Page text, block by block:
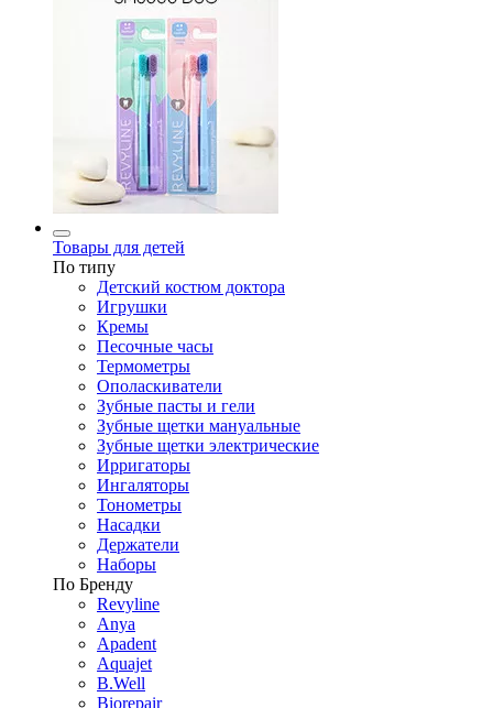
Товары для детей
По типу
Детский костюм доктора
Игрушки
Кремы
Песочные часы
Термометры
Ополаскиватели
Зубные пасты и гели
Зубные щетки мануальные
Зубные щетки электрические
Ирригаторы
Ингаляторы
Тонометры
Насадки
Держатели
Наборы
По Бренду
Revyline
Anya
Apadent
Aquajet
B.Well
Biorepair